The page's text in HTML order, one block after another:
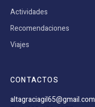
Actividades
Recomendaciones
Viajes
CONTACTOS
altagraciagil65@gmail.com